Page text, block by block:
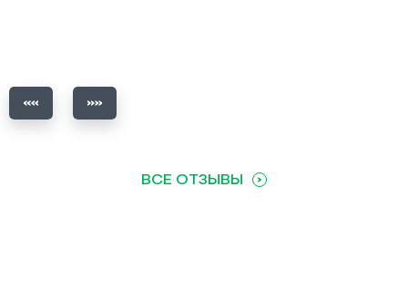
ВСЕ ОТЗЫВЫ